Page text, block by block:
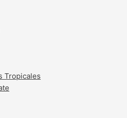
Tropicales